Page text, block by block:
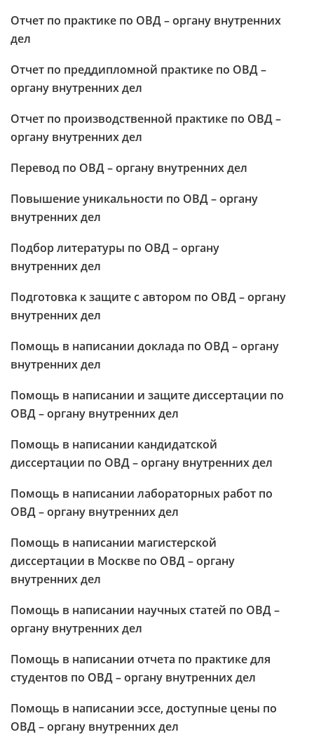
Отчет по практике по ОВД – органу внутренних
дел
Отчет по преддипломной практике по ОВД –
органу внутренних дел
Отчет по производственной практике по ОВД –
органу внутренних дел
Перевод по ОВД – органу внутренних дел
Повышение уникальности по ОВД – органу
внутренних дел
Подбор литературы по ОВД – органу
внутренних дел
Подготовка к защите с автором по ОВД – органу
внутренних дел
Помощь в написании доклада по ОВД – органу
внутренних дел
Помощь в написании и защите диссертации по
ОВД – органу внутренних дел
Помощь в написании кандидатской
диссертации по ОВД – органу внутренних дел
Помощь в написании лабораторных работ по
ОВД – органу внутренних дел
Помощь в написании магистерской
диссертации в Москве по ОВД – органу
внутренних дел
Помощь в написании научных статей по ОВД –
органу внутренних дел
Помощь в написании отчета по практике для
студентов по ОВД – органу внутренних дел
Помощь в написании эссе, доступные цены по
ОВД – органу внутренних дел